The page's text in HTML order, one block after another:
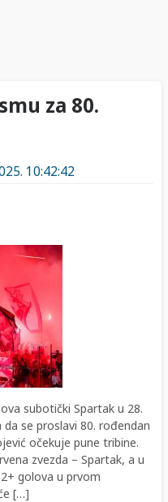
za 80.
10:42:42
subotički Spartak u 28.
se proslavi 80. rođendan
očekuje pune tribine.
zvezda – Spartak, a u
golova u prvom
[…]